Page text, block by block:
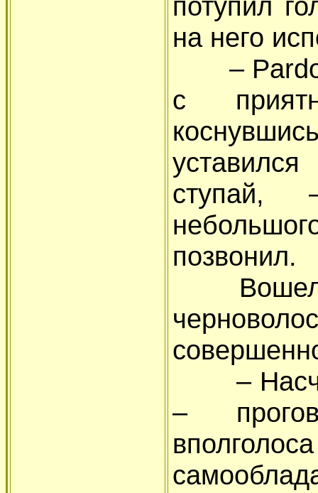
на него
–
с
ступай,
позвонил.
Вошел
–
–